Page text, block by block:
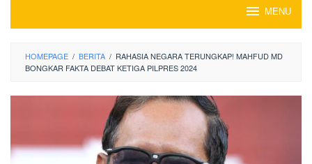
MENU
HOMEPAGE / BERITA / RAHASIA NEGARA TERUNGKAP! MAHFUD MD
BONGKAR FAKTA DEBAT KETIGA PILPRES 2024